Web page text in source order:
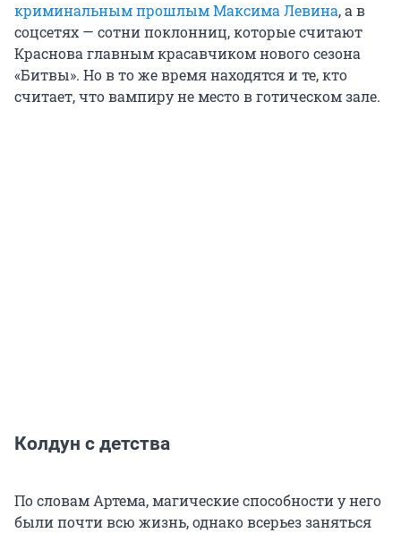
криминальным прошлым Максима Левина, а в
соцсетях — сотни поклонниц, которые считают
Краснова главным красавчиком нового сезона
«Битвы». Но в то же время находятся и те, кто
считает, что вампиру не место в готическом зале.
Колдун с детства
По словам Артема, магические способности у него
были почти всю жизнь, однако всерьез заняться